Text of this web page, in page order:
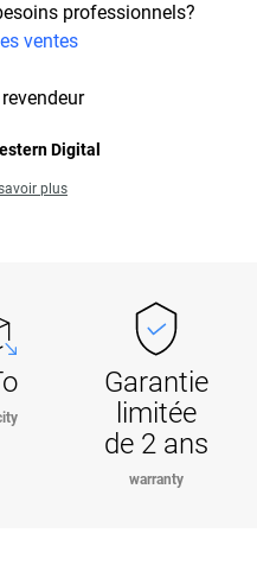
professionnels?
ventes
Digital
plus
Garantie
limitée
de 2 ans
warranty